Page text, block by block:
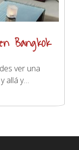
Bangkok
ver una
allá y…